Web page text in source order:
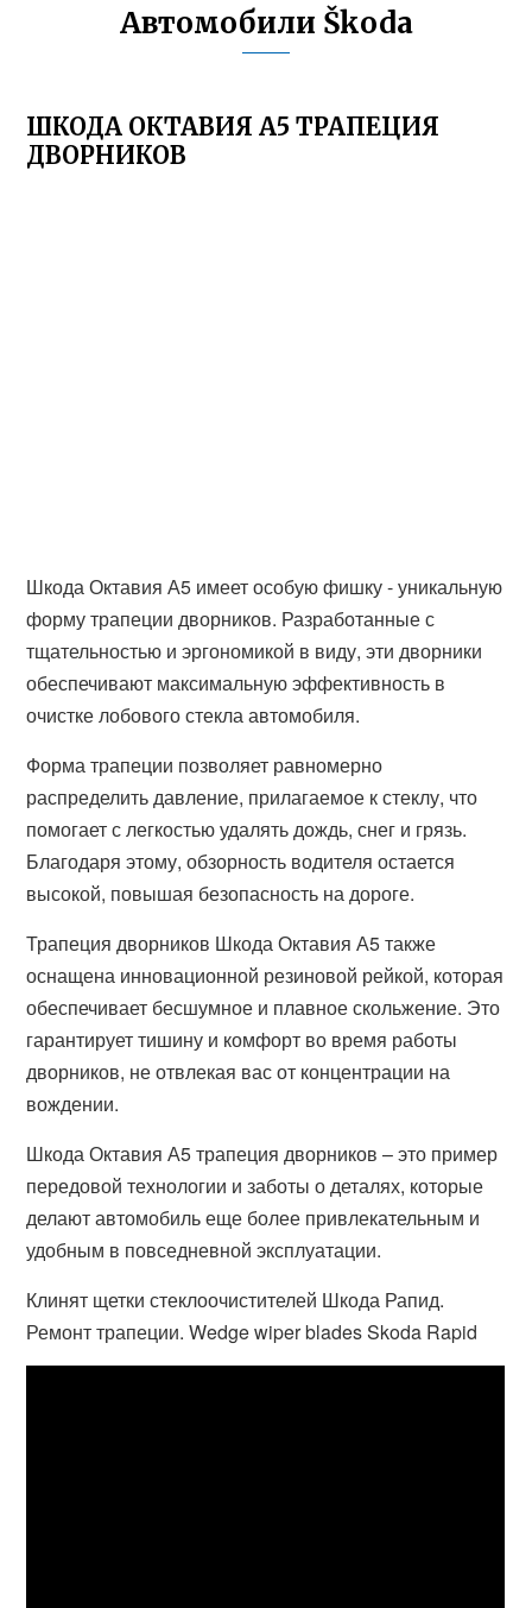
Автомобили Škoda
ШКОДА ОКТАВИЯ А5 ТРАПЕЦИЯ
ДВОРНИКОВ
Шкода Октавия А5 имеет особую фишку - уникальную
форму трапеции дворников. Разработанные с
тщательностью и эргономикой в виду, эти дворники
обеспечивают максимальную эффективность в
очистке лобового стекла автомобиля.
Форма трапеции позволяет равномерно
распределить давление, прилагаемое к стеклу, что
помогает с легкостью удалять дождь, снег и грязь.
Благодаря этому, обзорность водителя остается
высокой, повышая безопасность на дороге.
Трапеция дворников Шкода Октавия А5 также
оснащена инновационной резиновой рейкой, которая
обеспечивает бесшумное и плавное скольжение. Это
гарантирует тишину и комфорт во время работы
дворников, не отвлекая вас от концентрации на
вождении.
Шкода Октавия А5 трапеция дворников – это пример
передовой технологии и заботы о деталях, которые
делают автомобиль еще более привлекательным и
удобным в повседневной эксплуатации.
Клинят щетки стеклоочистителей Шкода Рапид.
Ремонт трапеции. Wedge wiper blades Skoda Rapid